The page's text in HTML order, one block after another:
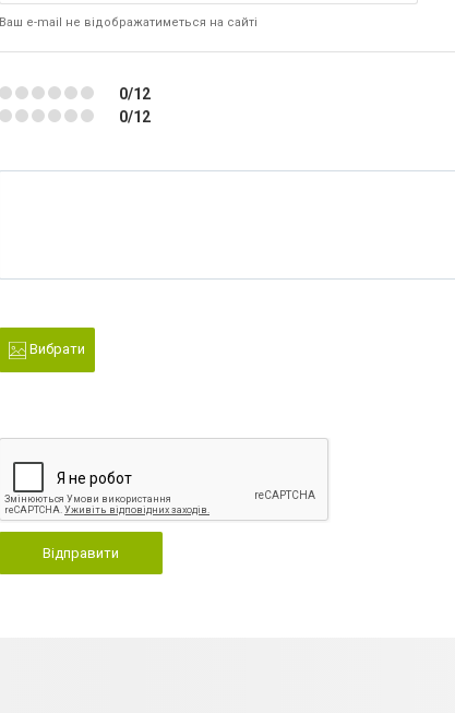
Ваш e-mail не відображатиметься на сайті
0/12
0/12
Вибрати
Відправити